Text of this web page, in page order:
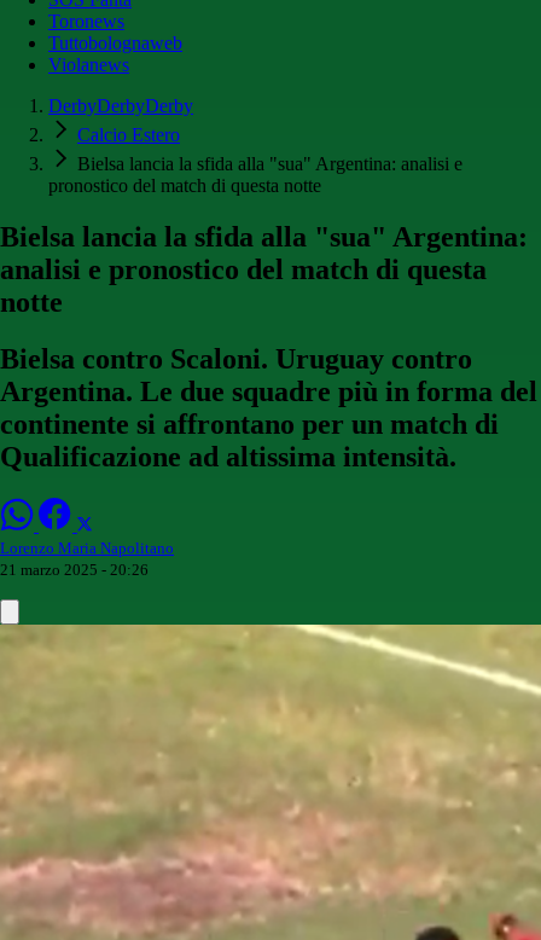
Toronews
Tuttobolognaweb
Violanews
DerbyDerbyDerby
Calcio Estero
Bielsa lancia la sfida alla "sua" Argentina: analisi e
pronostico del match di questa notte
Bielsa lancia la sfida alla "sua" Argentina:
analisi e pronostico del match di questa
notte
Bielsa contro Scaloni. Uruguay contro
Argentina. Le due squadre più in forma del
continente si affrontano per un match di
Qualificazione ad altissima intensità.
Lorenzo Maria Napolitano
21 marzo 2025 - 20:26